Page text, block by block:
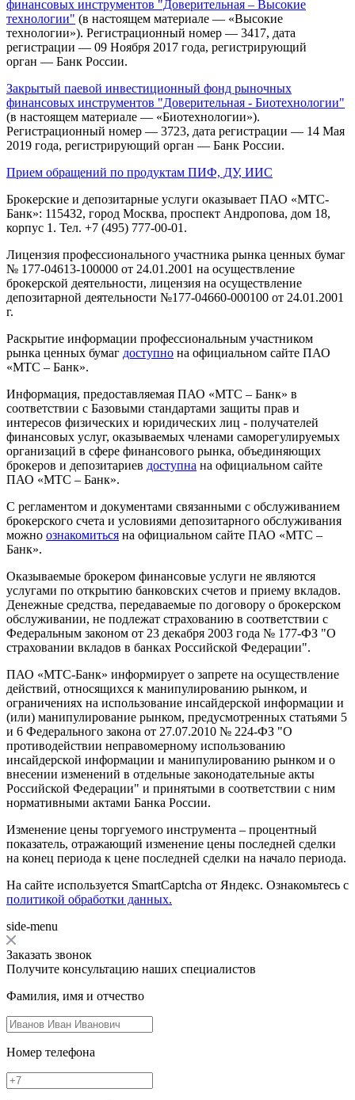
финансовых инструментов "Доверительная – Высокие
технологии" (в настоящем материале — «Высокие
технологии»). Регистрационный номер — 3417, дата
регистрации — 09 Ноября 2017 года, регистрирующий
орган — Банк России.
Закрытый паевой инвестиционный фонд рыночных
финансовых инструментов "Доверительная - Биотехнологии"
(в настоящем материале — «Биотехнологии»).
Регистрационный номер — 3723, дата регистрации — 14 Мая
2019 года, регистрирующий орган — Банк России.
Прием обращений по продуктам ПИФ, ДУ, ИИС
Брокерские и депозитарные услуги оказывает ПАО «МТС-
Банк»: 115432, город Москва, проспект Андропова, дом 18,
корпус 1. Тел. +7 (495) 777-00-01.
Лицензия профессионального участника рынка ценных бумаг
№ 177-04613-100000 от 24.01.2001 на осуществление
брокерской деятельности, лицензия на осуществление
депозитарной деятельности №177-04660-000100 от 24.01.2001
г.
Раскрытие информации профессиональным участником
рынка ценных бумаг доступно на официальном сайте ПАО
«МТС – Банк».
Информация, предоставляемая ПАО «МТС – Банк» в
соответствии с Базовыми стандартами защиты прав и
интересов физических и юридических лиц - получателей
финансовых услуг, оказываемых членами саморегулируемых
организаций в сфере финансового рынка, объединяющих
брокеров и депозитариев доступна на официальном сайте
ПАО «МТС – Банк».
С регламентом и документами связанными с обслуживанием
брокерского счета и условиями депозитарного обслуживания
можно ознакомиться на официальном сайте ПАО «МТС –
Банк».
Оказываемые брокером финансовые услуги не являются
услугами по открытию банковских счетов и приему вкладов.
Денежные средства, передаваемые по договору о брокерском
обслуживании, не подлежат страхованию в соответствии с
Федеральным законом от 23 декабря 2003 года № 177-ФЗ "О
страховании вкладов в банках Российской Федерации".
ПАО «МТС-Банк» информирует о запрете на осуществление
действий, относящихся к манипулированию рынком, и
ограничениях на использование инсайдерской информации и
(или) манипулирование рынком, предусмотренных статьями 5
и 6 Федерального закона от 27.07.2010 № 224-ФЗ "О
противодействии неправомерному использованию
инсайдерской информации и манипулированию рынком и о
внесении изменений в отдельные законодательные акты
Российской Федерации" и принятыми в соответствии с ним
нормативными актами Банка России.
Изменение цены торгуемого инструмента – процентный
показатель, отражающий изменение цены последней сделки
на конец периода к цене последней сделки на начало периода.
На сайте используется SmartCaptcha от Яндекс. Ознакомьтесь с
политикой обработки данных.
side-menu
Заказать звонок
Получите консультацию наших специалистов
Фамилия, имя и отчество
Номер телефона